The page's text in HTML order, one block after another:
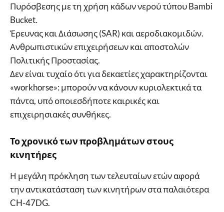
Πυρόσβεσης με τη χρήση κάδων νερού τύπου Bambi
Bucket.
Έρευνας και Διάσωσης (SAR) και αεροδιακομιδών.
Ανθρωπιστικών επιχειρήσεων και αποστολών
Πολιτικής Προστασίας.
Δεν είναι τυχαίο ότι για δεκαετίες χαρακτηρίζονται
«workhorse»: μπορούν να κάνουν κυριολεκτικά τα
πάντα, υπό οποιεσδήποτε καιρικές και
επιχειρησιακές συνθήκες.
Το χρονικό των προβλημάτων στους
κινητήρες
Η μεγάλη πρόκληση των τελευταίων ετών αφορά
την αντικατάσταση των κινητήρων στα παλαιότερα
CH-47DG.